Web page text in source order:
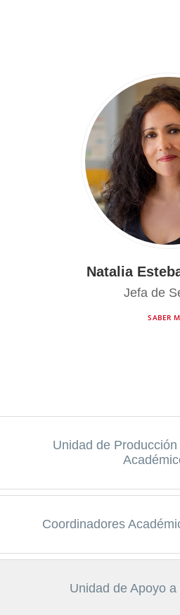
Natalia
Jefa de
SABER
Unidad de
Coordinadores
Unidad de Apoyo